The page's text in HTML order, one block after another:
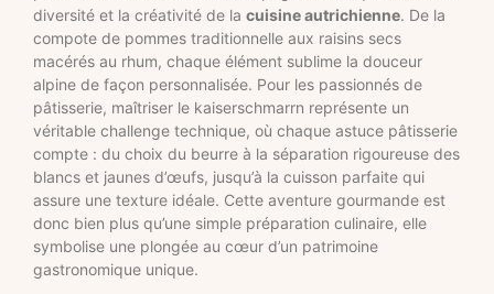
diversité et la créativité de la cuisine autrichienne. De la
compote de pommes traditionnelle aux raisins secs
macérés au rhum, chaque élément sublime la douceur
alpine de façon personnalisée. Pour les passionnés de
pâtisserie, maîtriser le kaiserschmarrn représente un
véritable challenge technique, où chaque astuce pâtisserie
compte : du choix du beurre à la séparation rigoureuse des
blancs et jaunes d’œufs, jusqu’à la cuisson parfaite qui
assure une texture idéale. Cette aventure gourmande est
donc bien plus qu’une simple préparation culinaire, elle
symbolise une plongée au cœur d’un patrimoine
gastronomique unique.